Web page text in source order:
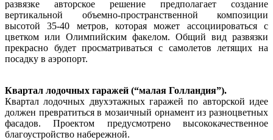
развязке авторское решение предполагает создание
вертикальной объемно-пространственной композиции
высотой 35-40 метров, которая может ассоциироваться с
цветком или Олимпийским факелом. Общий вид развязки
прекрасно будет просматриваться с самолетов летящих на
посадку в аэропорт.
Квартал лодочных гаражей (“малая Голландия”).
Квартал лодочных двухэтажных гаражей по авторской идее
должен превратиться в мозаичный орнамент из разноцветных
фасадов. Проектом предусмотрено высококачественное
благоустройство набережной.